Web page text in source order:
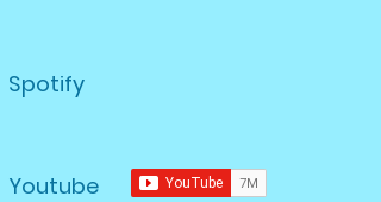
Spotify
Youtube